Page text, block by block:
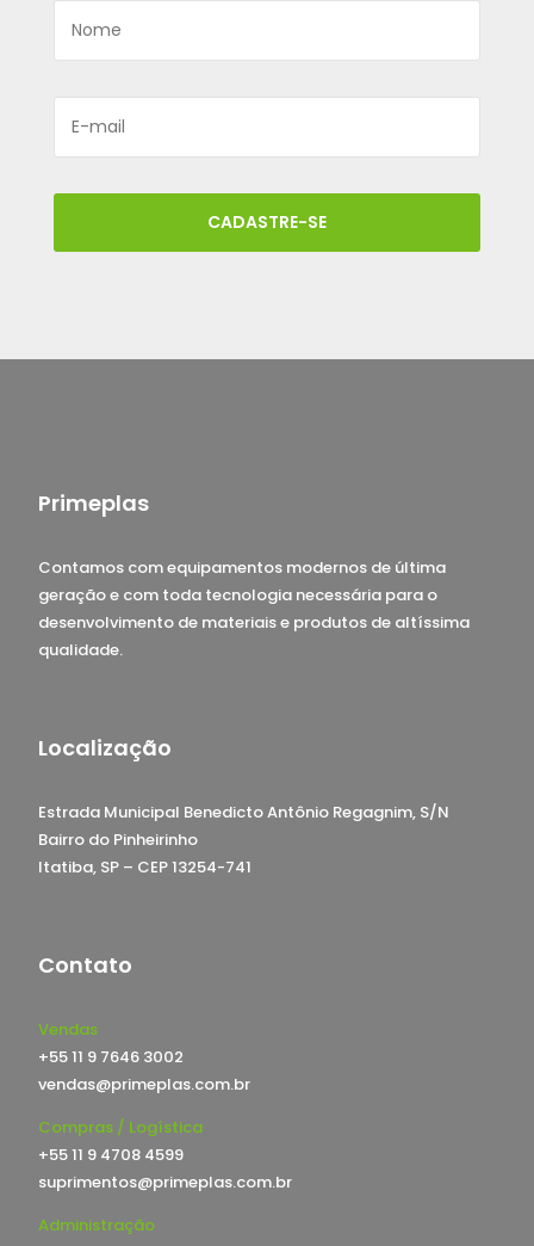
CADASTRE-SE
Primeplas
Contamos com equipamentos modernos de última
geração e com toda tecnologia necessária para o
desenvolvimento de materiais e produtos de altíssima
qualidade.
Localização
Estrada Municipal Benedicto Antônio Regagnim, S/N
Bairro do Pinheirinho
Itatiba, SP – CEP 13254-741
Contato
Vendas
+55 11 9 7646 3002
vendas@primeplas.com.br
Compras / Logística
+55 11 9 4708 4599
suprimentos@primeplas.com.br
Administração